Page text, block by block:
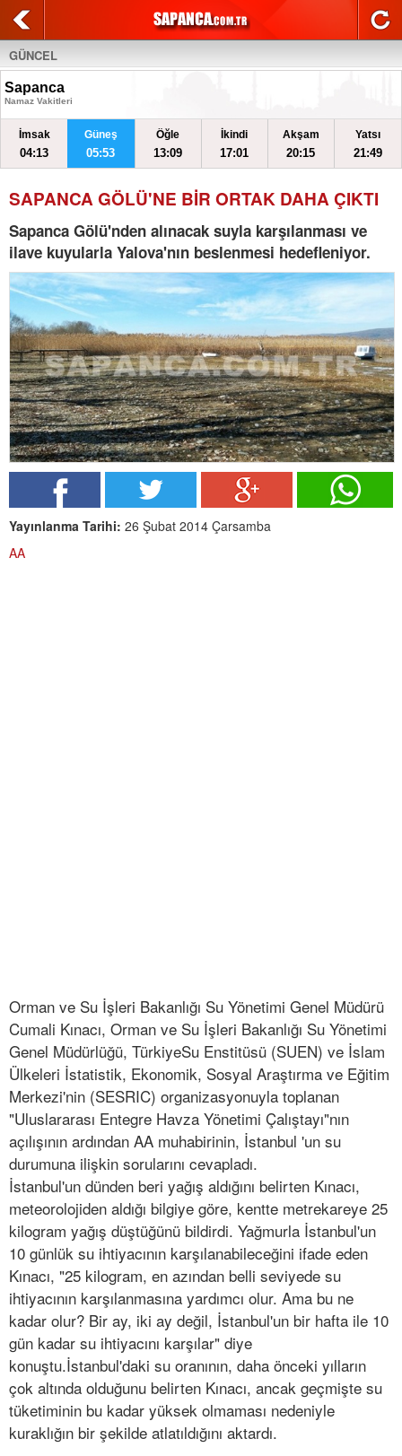
GÜNCEL
Sapanca
Namaz Vakitleri
İmsak
04:13
Güneş
05:53
Öğle
13:09
İkindi
17:01
Akşam
20:15
Yatsı
21:49
SAPANCA GÖLÜ'NE BİR ORTAK DAHA ÇIKTI
Sapanca Gölü'nden alınacak suyla karşılanması ve
ilave kuyularla Yalova'nın beslenmesi hedefleniyor.
Yayınlanma Tarihi: 26 Şubat 2014 Çarsamba
AA
Orman ve Su İşleri Bakanlığı Su Yönetimi Genel Müdürü
Cumali Kınacı, Orman ve Su İşleri Bakanlığı Su Yönetimi
Genel Müdürlüğü, TürkiyeSu Enstitüsü (SUEN) ve İslam
Ülkeleri İstatistik, Ekonomik, Sosyal Araştırma ve Eğitim
Merkezi'nin (SESRIC) organizasyonuyla toplanan
"Uluslararası Entegre Havza Yönetimi Çalıştayı"nın
açılışının ardından AA muhabirinin, İstanbul 'un su
durumuna ilişkin sorularını cevapladı.
İstanbul'un dünden beri yağış aldığını belirten Kınacı,
meteorolojiden aldığı bilgiye göre, kentte metrekareye 25
kilogram yağış düştüğünü bildirdi. Yağmurla İstanbul'un
10 günlük su ihtiyacının karşılanabileceğini ifade eden
Kınacı, "25 kilogram, en azından belli seviyede su
ihtiyacının karşılanmasına yardımcı olur. Ama bu ne
kadar olur? Bir ay, iki ay değil, İstanbul'un bir hafta ile 10
gün kadar su ihtiyacını karşılar" diye
konuştu.İstanbul'daki su oranının, daha önceki yılların
çok altında olduğunu belirten Kınacı, ancak geçmişte su
tüketiminin bu kadar yüksek olmaması nedeniyle
kuraklığın bir şekilde atlatıldığını aktardı.